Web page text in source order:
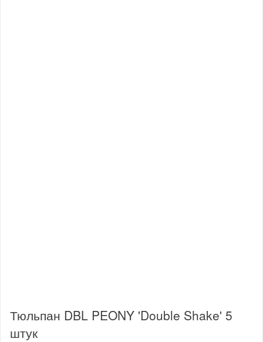
Тюльпан DBL PEONY 'Double Shake' 5
штук